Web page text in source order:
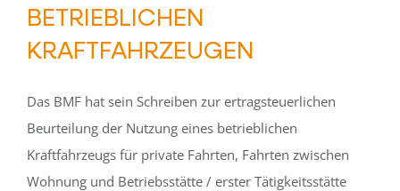
BETRIEBLICHEN
KRAFTFAHRZEUGEN
Das BMF hat sein Schreiben zur ertragsteuerlichen
Beurteilung der Nutzung eines betrieblichen
Kraftfahrzeugs für private Fahrten, Fahrten zwischen
Wohnung und Betriebsstätte / erster Tätigkeitsstätte